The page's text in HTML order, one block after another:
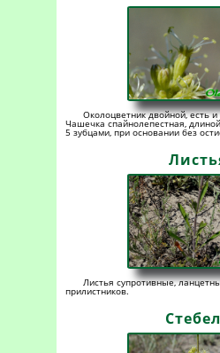
Околоцветник двойной, есть
Чашечка спайнолепестная,
5 зубцами, при основании без
Листья супротивные,
прилистников.